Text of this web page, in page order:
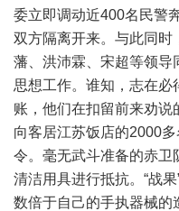
委立即调动近400名民警
双方隔离开来。与此同时
藩、洪沛霖、宋超等领导
思想工作。谁知，志在必
账，他们在扣留前来劝说
向客居江苏饭店的2000
令。毫无武斗准备的赤卫
清洁用具进行抵抗。“战
数倍于自己的手执器械的